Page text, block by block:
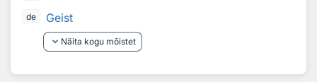
de
Geist
keyboard_arrow_down Näita kogu mõistet